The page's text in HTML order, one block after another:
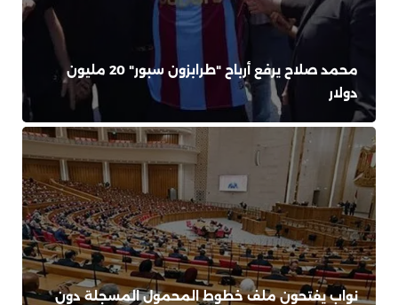
محمد صلاح يرفع أرباح "طرابزون سبور" 20 مليون
دولار
نواب يفتحون ملف خطوط المحمول المسجلة دون